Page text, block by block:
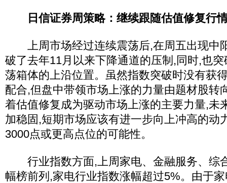
日信证券周策略：继续跟随估值修复行
上周市场经过连续震荡后,在周五出现中
破了去年11月以来下降通道的压制,同时,也
荡箱体的上沿位置。虽然指数突破时没有获
配合,但盘中带领市场上涨的力量由题材股转
着估值修复成为驱动市场上涨的主要力量,未
加稳固,短期市场应该有进一步向上冲高的动
3000点或更高点位的可能性。
行业指数方面,上周家电、金融服务、综
幅榜前列,家电行业指数涨幅超过5%。由于